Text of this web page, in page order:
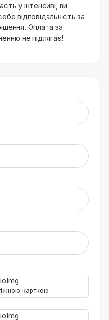
у інтенсиві, ви
відповідальність за
Оплата за
не підлягає!
карткою